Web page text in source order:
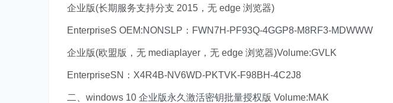
企业版(长期服务支持分支 2015，无 edge 浏览器)
EnterpriseS OEM:NONSLP：FWN7H-PF93Q-4GGP8-M8RF3-MDWWW
企业版(欧盟版，无 mediaplayer，无 edge 浏览器)Volume:GVLK
EnterpriseSN：X4R4B-NV6WD-PKTVK-F98BH-4C2J8
二、windows 10 企业版永久激活密钥批量授权版 Volume:MAK